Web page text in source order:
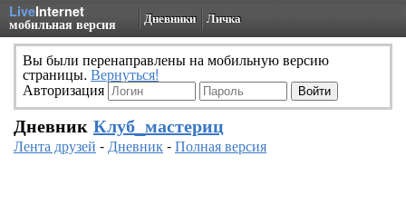
LiveInternet
мобильная версия Дневники Личка
Вы были перенаправлены на мобильную версию
страницы. Вернуться!
Авторизация
Дневник Клуб_мастериц
Лента друзей -Дневник-Полная версия